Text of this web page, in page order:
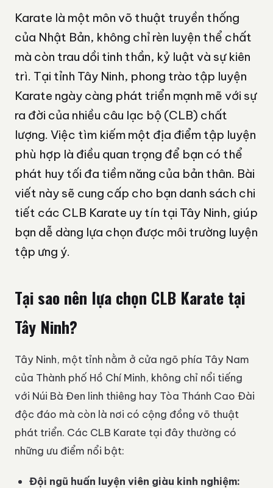
Karate là một môn võ thuật truyền thống
của Nhật Bản, không chỉ rèn luyện thể chất
mà còn trau dồi tinh thần, kỷ luật và sự kiên
trì. Tại tỉnh Tây Ninh, phong trào tập luyện
Karate ngày càng phát triển mạnh mẽ với sự
ra đời của nhiều câu lạc bộ (CLB) chất
lượng. Việc tìm kiếm một địa điểm tập luyện
phù hợp là điều quan trọng để bạn có thể
phát huy tối đa tiềm năng của bản thân. Bài
viết này sẽ cung cấp cho bạn danh sách chi
tiết các CLB Karate uy tín tại Tây Ninh, giúp
bạn dễ dàng lựa chọn được môi trường luyện
tập ưng ý.
Tại sao nên lựa chọn CLB Karate tại
Tây Ninh?
Tây Ninh, một tỉnh nằm ở cửa ngõ phía Tây Nam
của Thành phố Hồ Chí Minh, không chỉ nổi tiếng
với Núi Bà Đen linh thiêng hay Tòa Thánh Cao Đài
độc đáo mà còn là nơi có cộng đồng võ thuật
phát triển. Các CLB Karate tại đây thường có
những ưu điểm nổi bật:
Đội ngũ huấn luyện viên giàu kinh nghiệm: